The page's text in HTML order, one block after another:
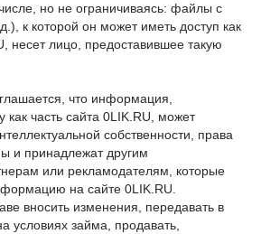
но не ограничиваясь: файлы с
к которой он может иметь доступ как
несет лицо, предоставившее такую
что информация,
как часть сайта 0LIK.RU, может
собственности, права
и принадлежат другим
или рекламодателям, которые
на сайте 0LIK.RU.
вносить изменения, передавать в
условиях займа, продавать,